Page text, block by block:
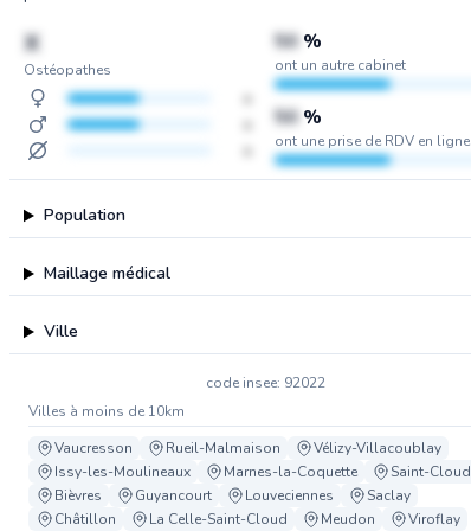
X
Ostéopathes
50 %
ont un autre cabinet
50 %
ont une prise de RDV en ligne
Population
Maillage médical
Ville
code insee: 92022
Villes à moins de 10km
Vaucresson
Rueil-Malmaison
Vélizy-Villacoublay
Issy-les-Moulineaux
Marnes-la-Coquette
Saint-Cloud
Bièvres
Guyancourt Louveciennes
Saclay
Châtillon
La Celle-Saint-Cloud Meudon Viroflay